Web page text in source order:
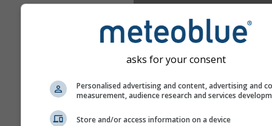
asks for your consent
Personalised advertising and content, advertising and
measurement, audience research and services
Store and/or access information on a device